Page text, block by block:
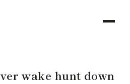
wake hunt down